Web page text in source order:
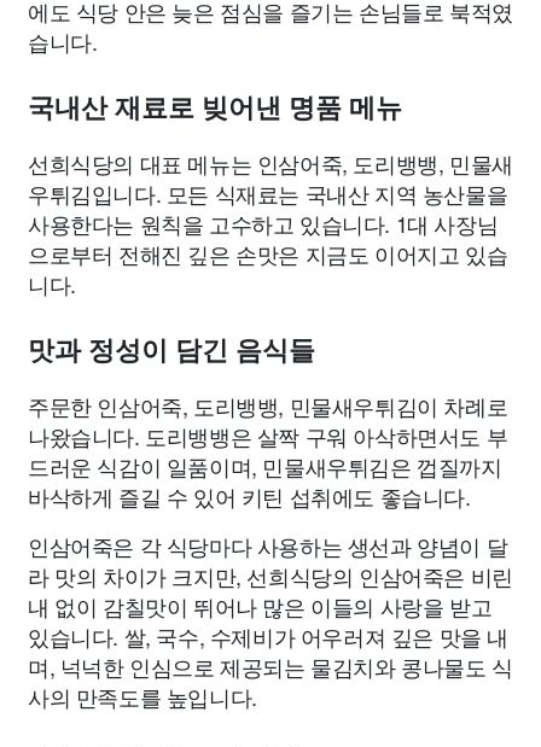
에도 식당 안은 늦은 점심을 즐기는 손님들로 북적였
습니다.
국내산 재료로 빚어낸 명품 메뉴
선희식당의 대표 메뉴는 인삼어죽, 도리뱅뱅, 민물새
우튀김입니다. 모든 식재료는 국내산 지역 농산물을
사용한다는 원칙을 고수하고 있습니다. 1대 사장님
으로부터 전해진 깊은 손맛은 지금도 이어지고 있습
니다.
맛과 정성이 담긴 음식들
주문한 인삼어죽, 도리뱅뱅, 민물새우튀김이 차례로
나왔습니다. 도리뱅뱅은 살짝 구워 아삭하면서도 부
드러운 식감이 일품이며, 민물새우튀김은 껍질까지
바삭하게 즐길 수 있어 키틴 섭취에도 좋습니다.
인삼어죽은 각 식당마다 사용하는 생선과 양념이 달
라 맛의 차이가 크지만, 선희식당의 인삼어죽은 비린
내 없이 감칠맛이 뛰어나 많은 이들의 사랑을 받고
있습니다. 쌀, 국수, 수제비가 어우러져 깊은 맛을 내
며, 넉넉한 인심으로 제공되는 물김치와 콩나물도 식
사의 만족도를 높입니다.